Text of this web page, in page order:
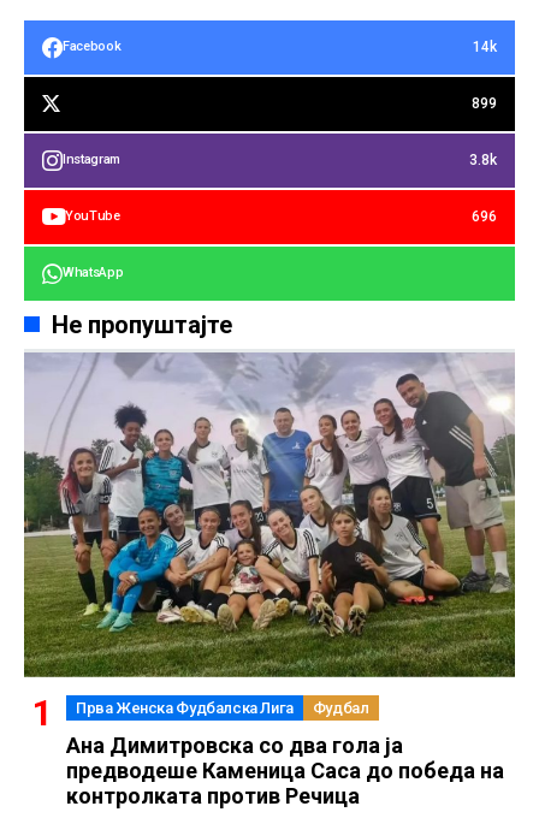
Facebook 14k
899
Instagram 3.8k
YouTube 696
WhatsApp
Не пропуштајте
Прва Женска Фудбалска Лига Фудбал
Ана Димитровска со два гола ја
предводеше Каменица Саса до победа на
контролката против Речица